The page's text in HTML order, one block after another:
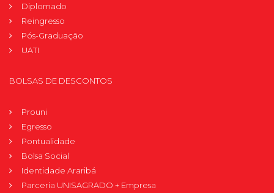
Diplomado
Reingresso
Pós-Graduação
UATI
BOLSAS DE DESCONTOS
Prouni
Egresso
Pontualidade
Bolsa Social
Identidade Araribá
Parceria UNISAGRADO + Empresa